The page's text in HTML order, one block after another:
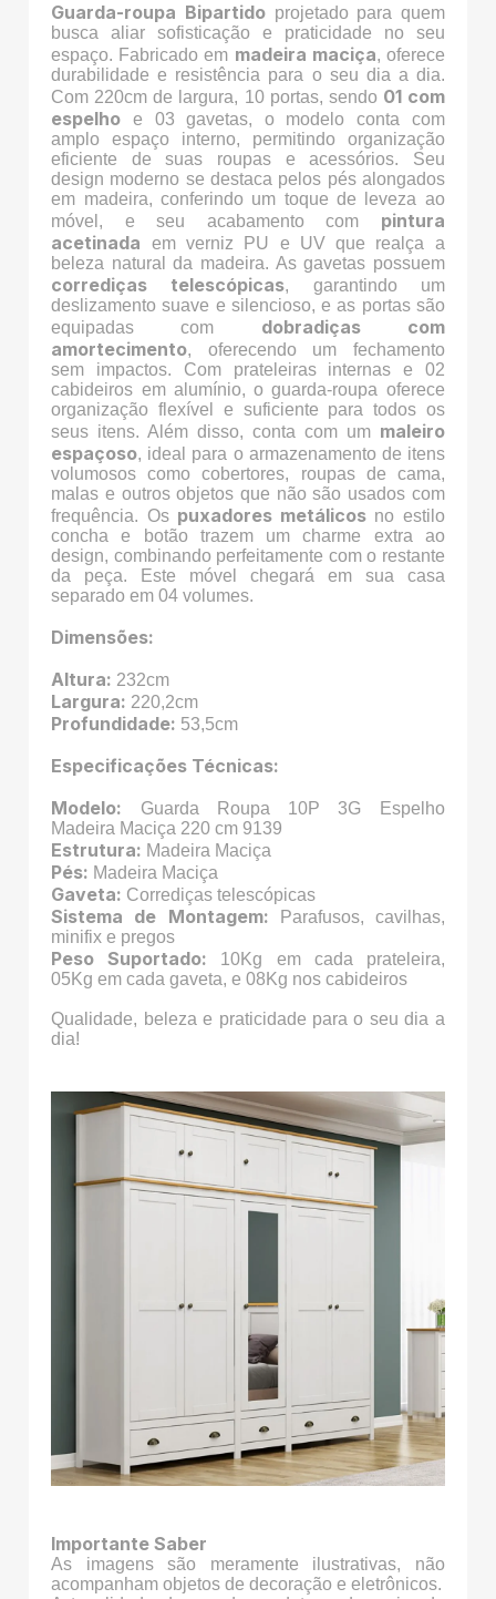
Guarda-roupa Bipartidoprojetado para quem
busca aliar sofisticação e praticidade no seu
espaço. Fabricado em madeira maciça, oferece
durabilidade e resistência para o seu dia a dia.
Com 220cm de largura, 10 portas, sendo 01 com
espelho e 03 gavetas, o modelo conta com
amplo espaço interno, permitindo organização
eficiente de suas roupas e acessórios. Seu
design moderno se destaca pelos pés alongados
em madeira, conferindo um toque de leveza ao
móvel, e seu acabamento com pintura
acetinada em verniz PU e UV que realça a
beleza natural da madeira. As gavetas possuem
corrediças telescópicas, garantindo um
deslizamento suave e silencioso, e as portas são
equipadas com dobradiças com
amortecimento, oferecendo um fechamento
sem impactos. Com prateleiras internas e 02
cabideiros em alumínio, o guarda-roupa oferece
organização flexível e suficiente para todos os
seus itens. Além disso, conta com um maleiro
espaçoso, ideal para o armazenamento de itens
volumosos como cobertores, roupas de cama,
malas e outros objetos que não são usados com
frequência. Os puxadores metálicos no estilo
concha e botão trazem um charme extra ao
design, combinando perfeitamente com o restante
da peça. Este móvel chegará em sua casa
separado em 04 volumes.
Dimensões:
Altura: 232cm
Largura: 220,2cm
Profundidade: 53,5cm
Especificações Técnicas:
Modelo: Guarda Roupa 10P 3G Espelho
Madeira Maciça 220 cm 9139
Estrutura: Madeira Maciça
Pés: Madeira Maciça
Gaveta: Corrediças telescópicas
Sistema de Montagem: Parafusos, cavilhas,
minifix e pregos
Peso Suportado: 10Kg em cada prateleira,
05Kg em cada gaveta, e 08Kg nos cabideiros
Qualidade, beleza e praticidade para o seu dia a
dia!
Importante Saber
As imagens são meramente ilustrativas, não
acompanham objetos de decoração e eletrônicos.